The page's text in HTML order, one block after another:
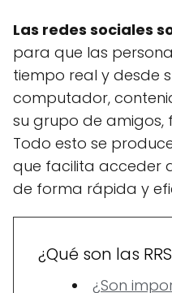
Las redes sociales
para que las
tiempo real y desde
computador,
su grupo de amigos,
Todo esto se
que facilita acceder
de forma rápida y
¿Qué son las
¿Son